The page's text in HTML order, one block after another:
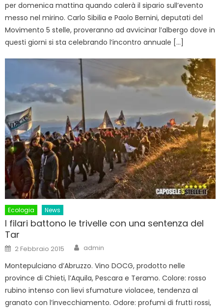
per domenica mattina quando calerà il sipario sull’evento
messo nel mirino. Carlo Sibilia e Paolo Bernini, deputati del
Movimento 5 stelle, proveranno ad avvicinar l’albergo dove in
questi giorni si sta celebrando l’incontro annuale […]
Ecologia News
I filari battono le trivelle con una sentenza del
Tar
Posted
on
2 Febbraio 2015 Author
admin
Montepulciano d’Abruzzo. Vino DOCG, prodotto nelle
province di Chieti, l’Aquila, Pescara e Teramo. Colore: rosso
rubino intenso con lievi sfumature violacee, tendenza al
granato con l’invecchiamento. Odore: profumi di frutti rossi,